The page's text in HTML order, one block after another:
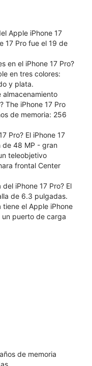
Apple iPhone 17
17 Pro fue el 19 de
en el iPhone 17 Pro?
en tres colores:
y plata.
almacenamiento
The iPhone 17 Pro
de memoria: 256
Pro? El iPhone 17
de 48 MP - gran
teleobjetivo
frontal Center
iPhone 17 Pro? El
de 6.3 pulgadas.
el Apple iPhone
un puerto de carga
de memoria